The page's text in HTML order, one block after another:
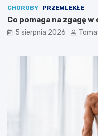
CHOROBY PRZEWLEKŁE
Co pomaga na zgagę w
5 sierpnia 2026